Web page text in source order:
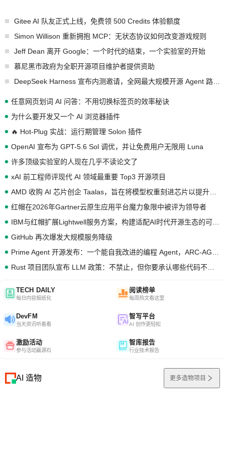
Gitee AI 队友正式上线，免费领 500 Credits 体验额度
Simon Willison 重新拥抱 MCP：无状态协议如何改变游戏规则
Jeff Dean 离开 Google：一个时代的结束，一个实验室的开始
慕尼黑市政府为全职开源项目维护者提供资助
任意网页划词 AI 问答：不用切换标签页的效率秘诀
为什么要开发又一个 AI 浏览器插件
🔥 Hot-Plug 实战：运行期管理 Solon 插件
OpenAI 宣布为 GPT-5.6 Sol 调优，并让免费用户无限用 Luna
许多顶级实验室的人现在几乎不读论文了
xAI 前工程师评现代 AI 领域最重要 Top3 开源项目
红帽在2026年Gartner云原生应用平台魔力象限中被评为领导者
GitHub 再次爆发大规模服务降级
TECH DAILY
每日内容报纸化
阅读榜单
每周热文看这里
DevFM
当天资讯听着看
智写平台
AI 创作更轻松
激励活动
参与活动赢源石
智库报告
行业技术报告
AI 造物 更多造物项目